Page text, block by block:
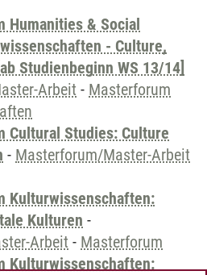
Humanities & Social
- Culture,
Studienbeginn WS 13/14]
Arbeit - Masterforum
Cultural Studies: Culture
- Masterforum/Master-Arbeit
Kulturwissenschaften:
Kulturen -
Arbeit - Masterforum
Kulturwissenschaften: